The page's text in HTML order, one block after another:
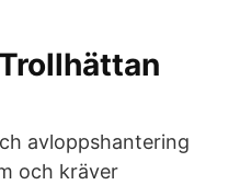
avloppshantering
och kräver